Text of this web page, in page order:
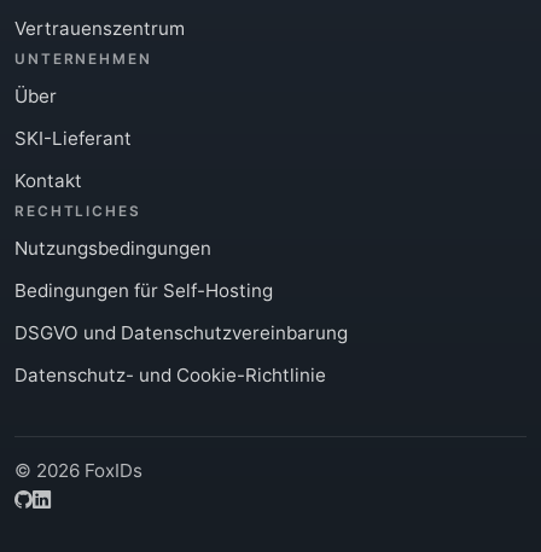
Vertrauenszentrum
UNTERNEHMEN
Über
SKI-Lieferant
Kontakt
RECHTLICHES
Nutzungsbedingungen
Bedingungen für Self-Hosting
DSGVO und Datenschutzvereinbarung
Datenschutz- und Cookie-Richtlinie
© 2026 FoxIDs
GitHub
LinkedIn